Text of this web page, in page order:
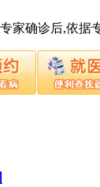
家确诊后,依据